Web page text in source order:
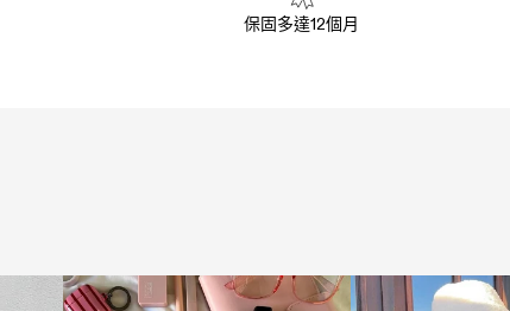
保固多達12個月